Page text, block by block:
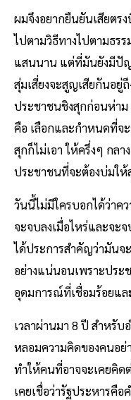
ผมจึงอยากยืนยันเสียตร
ไปตามวิธีทางไปตามธร
แสนนาน แต่ที่มันยังมีปั
สุ่มเสี่ยงจะสูญเสียกันอยู่
ประชาชนชิงสุกก่อนห่า
คือ เลือกและกำหนดที่จ
สุกก็ไม่เอา ให้ครึ่งๆ กล
ประชาชนที่จะต้องบ่มใ
วันนี้ไม่มีใครบอกได้ว่าค
จะจบลงเมื่อไหร่และจะ
ได้ประการสำคัญว่ามันจ
อย่างแน่นอนเพราะปร
อุดมการณ์ที่เชื่อมร้อยแล
เวลาผ่านมา 8 ปี สำหรั
หลอมความคิดของคนอ
ทำให้คนที่อาจจะเคยคิด
เคยเชื่อว่ารัฐประหารคื